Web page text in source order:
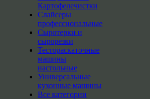
Картофелечистки
Слайсеры
профессиональные
Сыротерки и
сырорезки
Тестораскаточные
машины
настольные
Универсальные
кухонные машины
Все категории